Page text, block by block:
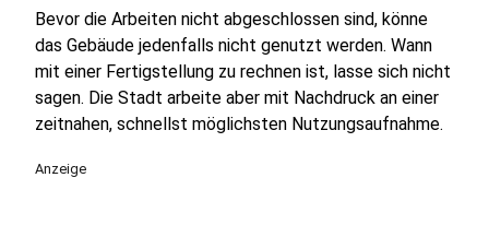
Bevor die Arbeiten nicht abgeschlossen sind, könne
das Gebäude jedenfalls nicht genutzt werden. Wann
mit einer Fertigstellung zu rechnen ist, lasse sich nicht
sagen. Die Stadt arbeite aber mit Nachdruck an einer
zeitnahen, schnellst möglichsten Nutzungsaufnahme.
Anzeige